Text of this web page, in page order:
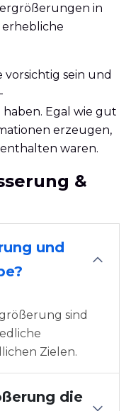
in
vorsichtig sein und
Egal wie gut
erzeugen,
waren.
&
und
sind
Zielen.
die